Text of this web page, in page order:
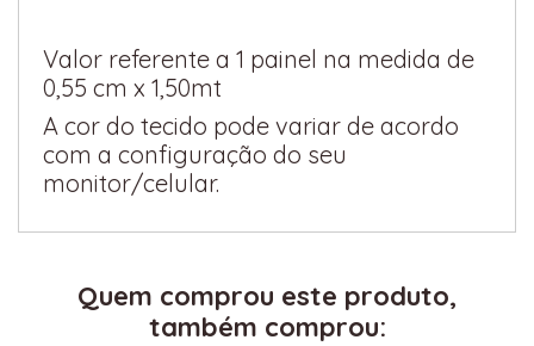
Valor referente a 1 painel na medida de
0,55 cm x 1,50mt
A cor do tecido pode variar de acordo
com a configuração do seu
monitor/celular.
Quem comprou este produto,
também comprou: